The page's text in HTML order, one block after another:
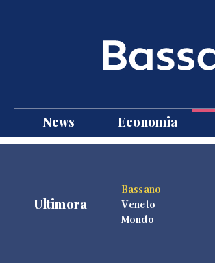
News Economia
Ultimora
Bassano
Veneto
Mondo